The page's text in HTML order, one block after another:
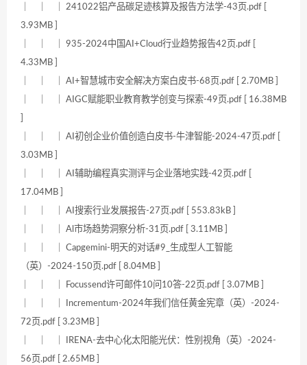
｜ ｜ ｜ 241022铝产品碳足迹核算及报告方法学-43页.pdf [
3.93MB ]
｜ ｜ ｜ 935-2024中国AI+Cloud行业趋势报告42页.pdf [
4.33MB ]
｜ ｜ ｜ AI+智慧城市安全解决方案白皮书-68页.pdf [ 2.70MB ]
｜ ｜ ｜ AIGC赋能职业教育教学创变与探索-49页.pdf [ 16.38MB
｜ ｜ ｜ AI初创企业价值创造白皮书-牛津智能-2024-47页.pdf [
3.03MB ]
｜ ｜ ｜ AI辅助编程真实测评与企业落地实践-42页.pdf [
17.04MB ]
｜ ｜ ｜ AI搜索行业发展报告-27页.pdf [ 553.83kB ]
｜ ｜ ｜ Al市场趋势洞察分析-31页.pdf [ 3.11MB ]
｜ ｜ ｜ Capgemini-明天的对话#9_生成型人工智能
（英）-2024-150页.pdf [ 8.04MB ]
｜ ｜ ｜ Focussend许可邮件10问10答-22页.pdf [ 3.07MB ]
｜ ｜ ｜ Incrementum-2024年我们信任黄金宪章（英）-2024-
72页.pdf [ 3.23MB ]
｜ ｜ ｜ IRENA-去中心化太阳能光伏：性别视角（英）-2024-
56页.pdf [ 2.65MB ]